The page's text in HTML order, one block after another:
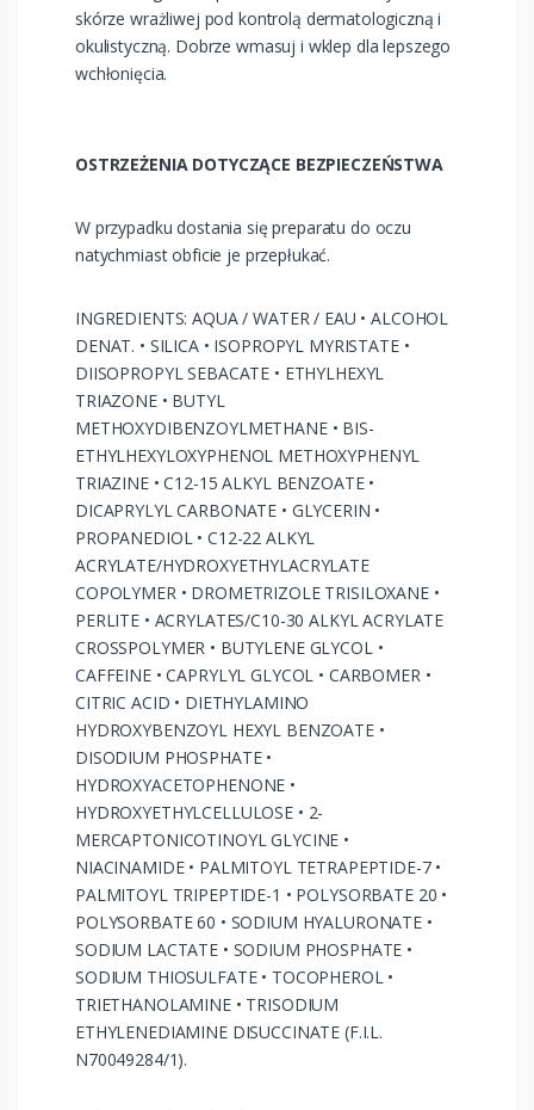
skórze wrażliwej pod kontrolą dermatologiczną i
okulistyczną. Dobrze wmasuj i wklep dla lepszego
wchłonięcia.
OSTRZEŻENIA DOTYCZĄCE BEZPIECZEŃSTWA
W przypadku dostania się preparatu do oczu
natychmiast obficie je przepłukać.
INGREDIENTS: AQUA / WATER / EAU • ALCOHOL
DENAT. • SILICA • ISOPROPYL MYRISTATE •
DIISOPROPYL SEBACATE • ETHYLHEXYL
TRIAZONE • BUTYL
METHOXYDIBENZOYLMETHANE • BIS-
ETHYLHEXYLOXYPHENOL METHOXYPHENYL
TRIAZINE • C12-15 ALKYL BENZOATE •
DICAPRYLYL CARBONATE • GLYCERIN •
PROPANEDIOL • C12-22 ALKYL
ACRYLATE/HYDROXYETHYLACRYLATE
COPOLYMER • DROMETRIZOLE TRISILOXANE •
PERLITE • ACRYLATES/C10-30 ALKYL ACRYLATE
CROSSPOLYMER • BUTYLENE GLYCOL •
CAFFEINE • CAPRYLYL GLYCOL • CARBOMER •
CITRIC ACID • DIETHYLAMINO
HYDROXYBENZOYL HEXYL BENZOATE •
DISODIUM PHOSPHATE •
HYDROXYACETOPHENONE •
HYDROXYETHYLCELLULOSE • 2-
MERCAPTONICOTINOYL GLYCINE •
NIACINAMIDE • PALMITOYL TETRAPEPTIDE-7 •
PALMITOYL TRIPEPTIDE-1 • POLYSORBATE 20 •
POLYSORBATE 60 • SODIUM HYALURONATE •
SODIUM LACTATE • SODIUM PHOSPHATE •
SODIUM THIOSULFATE • TOCOPHEROL •
TRIETHANOLAMINE • TRISODIUM
ETHYLENEDIAMINE DISUCCINATE (F.I.L.
N70049284/1).